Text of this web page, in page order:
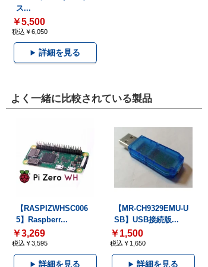
ス...
￥5,500
税込￥6,050
詳細を見る
よく一緒に比較されている製品
【RASPIZWHSC006
5】Raspberr...
￥3,269
税込￥3,595
詳細を見る
【MR-CH9329EMU-U
SB】USB接続版...
￥1,500
税込￥1,650
詳細を見る